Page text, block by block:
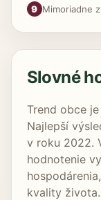
9 Mimoriadne
Slovné
Trend obce
Najlepší
v roku 2022.
hodnotenie
kvality života.